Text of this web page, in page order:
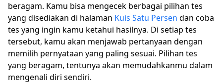
beragam. Kamu bisa mengecek berbagai pilihan tes
yang disediakan di halaman Kuis Satu Persen dan coba
tes yang ingin kamu ketahui hasilnya. Di setiap tes
tersebut, kamu akan menjawab pertanyaan dengan
memilih pernyataan yang paling sesuai. Pilihan tes
yang beragam, tentunya akan memudahkanmu dalam
mengenali diri sendiri.